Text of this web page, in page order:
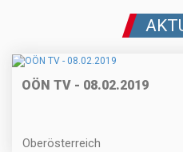
OÖN TV - 08.02.2019
Oberösterreich